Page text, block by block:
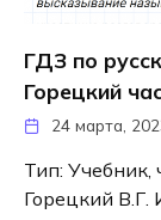
ГДЗ по
Горецкий
24 марта,
Тип: Учебник,
Горецкий В.Г.